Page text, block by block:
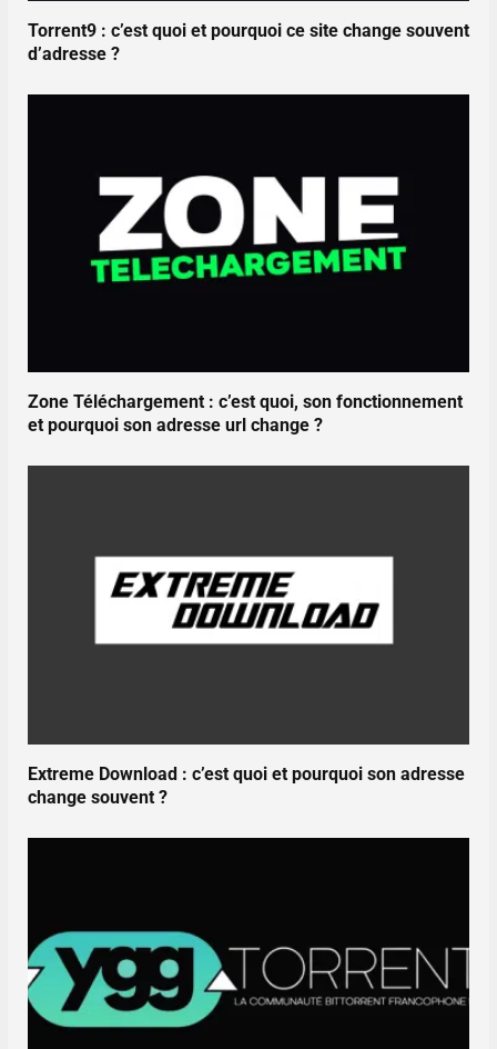
Torrent9 : c’est quoi et pourquoi ce site change souvent
d’adresse ?
Zone Téléchargement : c’est quoi, son fonctionnement
et pourquoi son adresse url change ?
Extreme Download : c’est quoi et pourquoi son adresse
change souvent ?